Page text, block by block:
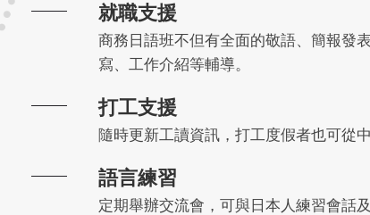
就職支援
商務日語班不但有全面的敬語、簡報發
寫、工作介紹等輔導。
打工支援
隨時更新工讀資訊，打工度假者也可從
語言練習
定期舉辦交流會，可與日本人練習會話